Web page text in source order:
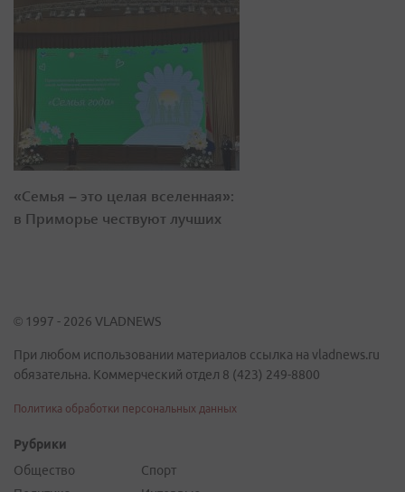
«Семья – это целая вселенная»:
в Приморье чествуют лучших
© 1997 - 2026 VLADNEWS
При любом использовании материалов ссылка на vladnews.ru
обязательна. Коммерческий отдел 8 (423) 249-8800
Политика обработки персональных данных
Рубрики
Общество
Спорт